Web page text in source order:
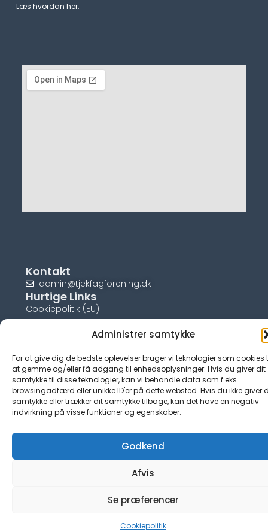
Administrer samtykke
For at give dig de bedste oplevelser bruger vi teknologier som cookies
at gemme og/eller få adgang til enhedsoplysninger. Hvis du giver dit
samtykke til disse teknologier, kan vi behandle data som f.eks.
browsingadfærd eller unikke ID'er på dette websted. Hvis du ikke giver
samtykke eller trækker dit samtykke tilbage, kan det have en negativ
indvirkning på visse funktioner og egenskaber.
Godkend
Afvis
Se præferencer
Cookiepolitik
Læs hvordan her.
Kontakt
admin@tjekfagforening.dk
Hurtige Links
Cookiepolitik (EU)
© tjek-fagforening.dk